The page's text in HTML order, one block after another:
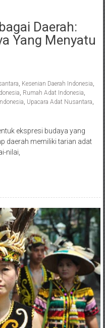
Daerah:
Yang Menyatu
, Kesenian Daerah Indonesia,
, Rumah Adat Indonesia,
, Upacara Adat Nusantara,
ekspresi budaya yang
daerah memiliki tarian adat
nilai,